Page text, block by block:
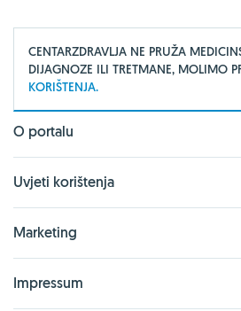
CENTARZDRAVLJA NE PRUŽA
DIJAGNOZE ILI TRETMANE, MOLIMO
KORIŠTENJA.
O portalu
Uvjeti korištenja
Marketing
Impressum